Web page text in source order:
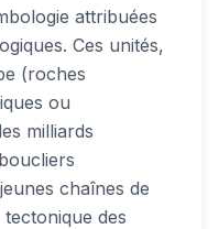
attribuées
Ces unités,
(roches
ou
milliards
chaînes de
des